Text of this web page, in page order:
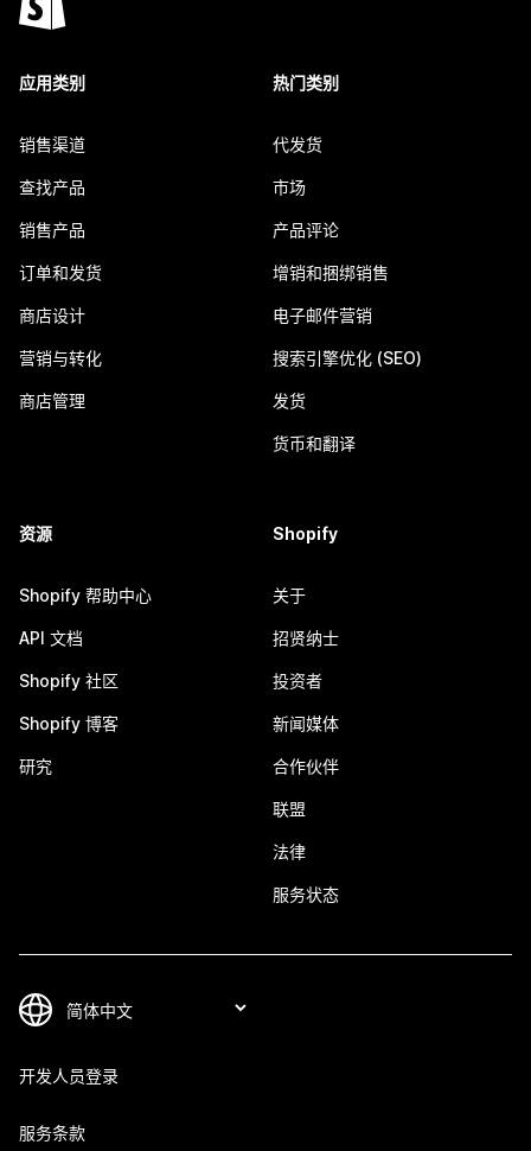
应用类别
销售渠道
查找产品
销售产品
订单和发货
商店设计
营销与转化
商店管理
热门类别
代发货
市场
产品评论
增销和捆绑销售
电子邮件营销
搜索引擎优化 (SEO)
发货
货币和翻译
资源
Shopify 帮助中心
API 文档
Shopify 社区
Shopify 博客
研究
Shopify
关于
招贤纳士
投资者
新闻媒体
合作伙伴
联盟
法律
服务状态
开发人员登录
服务条款